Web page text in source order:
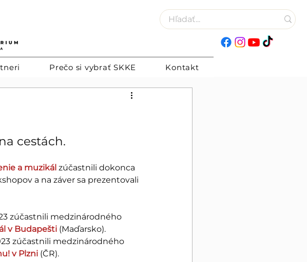
Prečo si vybrať SKKE Kontakt
cestách.
a muzikál zúčastnili dokonca
a na záver sa prezentovali
zúčastnili medzinárodného
v Budapešti (Maďarsko).
zúčastnili medzinárodného
v Plzni (ČR).